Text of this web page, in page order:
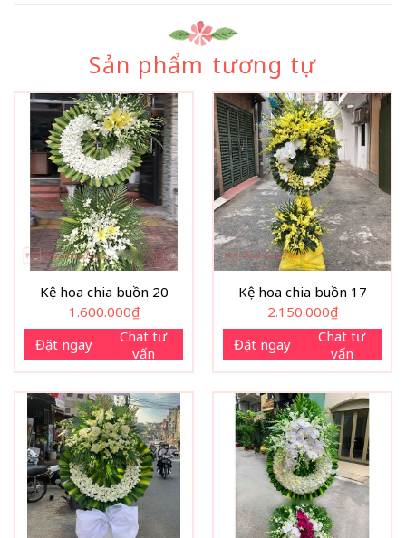
Sản phẩm tương tự
Kệ hoa chia buồn 20
1.600.000₫
Đặt ngay
Chat tư
vấn
Kệ hoa chia buồn 17
2.150.000₫
Đặt ngay
Chat tư
vấn